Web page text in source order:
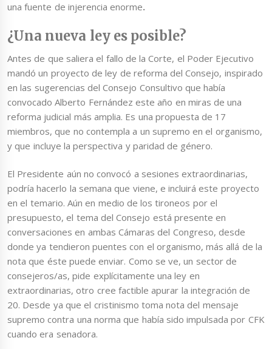
una fuente de injerencia enorme.
¿Una nueva ley es posible?
Antes de que saliera el fallo de la Corte, el Poder Ejecutivo
mandó un proyecto de ley de reforma del Consejo, inspirado
en las sugerencias del Consejo Consultivo que había
convocado Alberto Fernández este año en miras de una
reforma judicial más amplia. Es una propuesta de 17
miembros, que no contempla a un supremo en el organismo,
y que incluye la perspectiva y paridad de género.
El Presidente aún no convocó a sesiones extraordinarias,
podría hacerlo la semana que viene, e incluirá este proyecto
en el temario. Aún en medio de los tironeos por el
presupuesto, el tema del Consejo está presente en
conversaciones en ambas Cámaras del Congreso, desde
donde ya tendieron puentes con el organismo, más allá de la
nota que éste puede enviar. Como se ve, un sector de
consejeros/as, pide explícitamente una ley en
extraordinarias, otro cree factible apurar la integración de
20. Desde ya que el cristinismo toma nota del mensaje
supremo contra una norma que había sido impulsada por CFK
cuando era senadora.